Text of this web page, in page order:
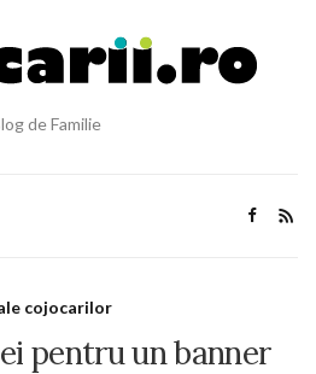
de Familie
cojocarilor
pentru un banner